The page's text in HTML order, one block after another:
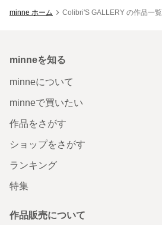
minne ホーム Colibri'S GALLERY の作品一覧
minneを知る
minneについて
minneで買いたい
作品をさがす
ショップをさがす
ランキング
特集
作品販売について